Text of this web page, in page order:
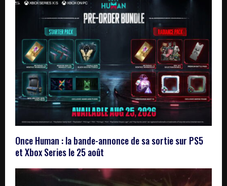
Once Human : la bande-annonce de sa sortie sur PS5
et Xbox Series le 25 août